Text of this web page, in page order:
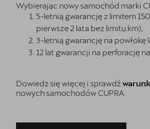
Wybierając nowy samochód marki
5-letnią gwarancję z limitem
pierwsze 2 lata bez limitu km),
3-letnią gwarancję na powłokę
12 lat gwarancji na perforację
Dowiedz się więcej i sprawdź
nowych samochodów CUPRA.